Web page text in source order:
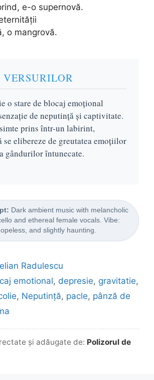
e-o supernovă.
o mangrovă.
VERSURILOR
o stare de blocaj emoțional
de neputință și captivitate.
prins într-un labirint,
se elibereze de greutatea emoțiilor
gândurilor întunecate.
Dark ambient music with melancholic
and ethereal female vocals. Vibe:
and slightly haunting.
Radulescu
emotional, depresie, gravitatie,
, Neputință, pacle, pânză de
și adăugate de: Polizorul de